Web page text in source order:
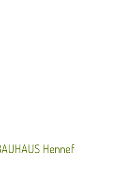
Hennef